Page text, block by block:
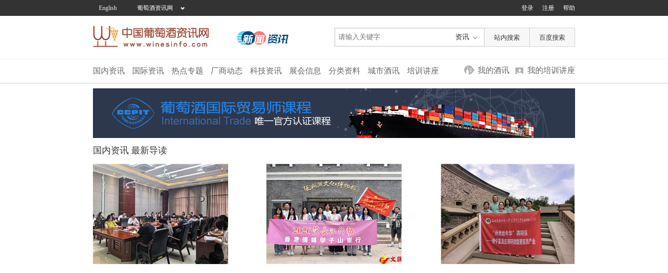
English 葡萄酒资讯网 帮助
注册
登录
资讯
国内资讯 国际资讯 热点专题 厂商动态 科技资讯 展会信息 分类资料 城市酒讯 培训讲座 我的培训讲座
我的酒讯
国内资讯 最新导读